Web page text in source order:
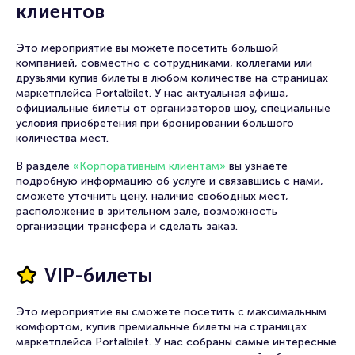
клиентов
Это мероприятие вы можете посетить большой
компанией, совместно с сотрудниками, коллегами или
друзьями купив билеты в любом количестве на страницах
маркетплейса Portalbilet. У нас актуальная афиша,
официальные билеты от организаторов шоу, специальные
условия приобретения при бронировании большого
количества мест.
В разделе «Корпоративным клиентам» вы узнаете
подробную информацию об услуге и связавшись с нами,
сможете уточнить цену, наличие свободных мест,
расположение в зрительном зале, возможность
организации трансфера и сделать заказ.
VIP-билеты
Это мероприятие вы сможете посетить с максимальным
комфортом, купив премиальные билеты на страницах
маркетплейса Portalbilet. У нас собраны самые интересные